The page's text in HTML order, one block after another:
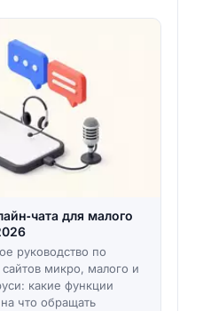
для малого
руководство по
микро, малого и
какие функции
что обращать